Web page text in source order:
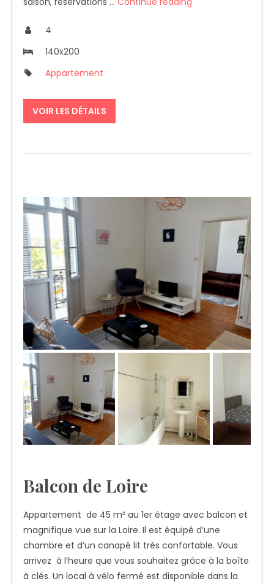
4
140x200
Appartement
VOIR LES DÉTAILS
Balcon de Loire
Appartement de 45 m² au 1er étage avec balcon et
magnifique vue sur la Loire. Il est équipé d’une
chambre et d’un canapé lit très confortable. Vous
arrivez à l’heure que vous souhaitez grâce à la boîte
à clés. Un local à vélo fermé est disponible dans la